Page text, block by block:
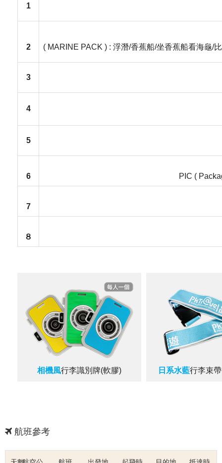
1
2 ( MARINE PACK ) : 浮潛/香蕉船/坐香蕉船看海龜/
3
4
5
6 PIC (
7
８
相機風行李識別牌(軟膠) 日系水藍行李束
航班參考